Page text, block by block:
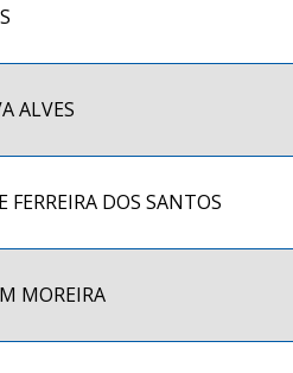
ALVES
FERREIRA DOS SANTOS
MOREIRA